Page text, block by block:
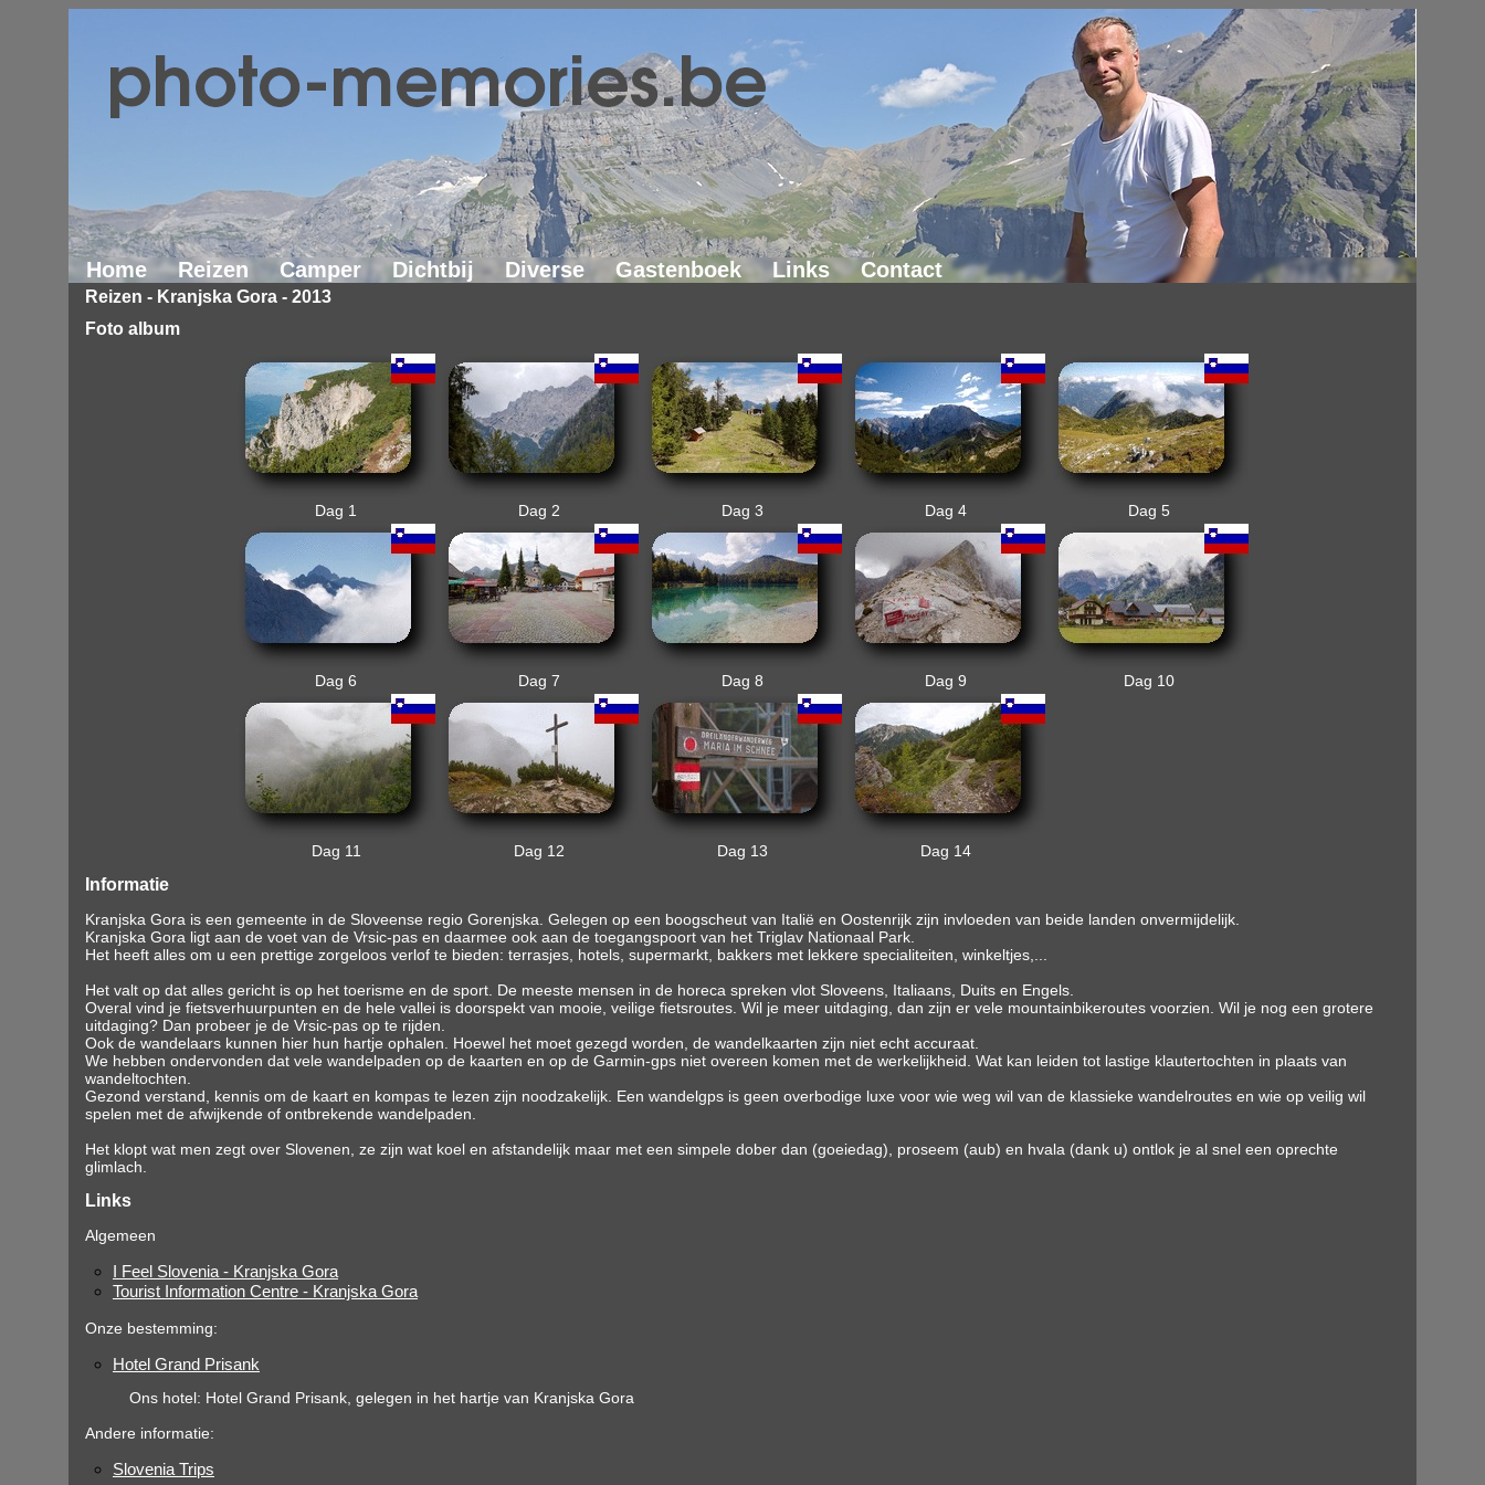
Home Reizen Camper Dichtbij Diverse Gastenboek Links Contact
Reizen - Kranjska Gora - 2013
Foto album
Dag 1 Dag 2 Dag 3 Dag 4 Dag 5
Dag 6 Dag 7 Dag 8 Dag 9 Dag 10
Dag 11 Dag 12 Dag 13 Dag 14
Informatie
Kranjska Gora is een gemeente in de Sloveense regio Gorenjska. Gelegen op een boogscheut van Italië en Oostenrijk zijn invloeden van beide landen onvermijdelijk.
Kranjska Gora ligt aan de voet van de Vrsic-pas en daarmee ook aan de toegangspoort van het Triglav Nationaal Park.
Het heeft alles om u een prettige zorgeloos verlof te bieden: terrasjes, hotels, supermarkt, bakkers met lekkere specialiteiten, winkeltjes,...
Het valt op dat alles gericht is op het toerisme en de sport. De meeste mensen in de horeca spreken vlot Sloveens, Italiaans, Duits en Engels.
Overal vind je fietsverhuurpunten en de hele vallei is doorspekt van mooie, veilige fietsroutes. Wil je meer uitdaging, dan zijn er vele mountainbikeroutes voorzien. Wil je nog een grotere
uitdaging? Dan probeer je de Vrsic-pas op te rijden.
Ook de wandelaars kunnen hier hun hartje ophalen. Hoewel het moet gezegd worden, de wandelkaarten zijn niet echt accuraat.
We hebben ondervonden dat vele wandelpaden op de kaarten en op de Garmin-gps niet overeen komen met de werkelijkheid. Wat kan leiden tot lastige klautertochten in plaats van
wandeltochten.
Gezond verstand, kennis om de kaart en kompas te lezen zijn noodzakelijk. Een wandelgps is geen overbodige luxe voor wie weg wil van de klassieke wandelroutes en wie op veilig wil
spelen met de afwijkende of ontbrekende wandelpaden.
Het klopt wat men zegt over Slovenen, ze zijn wat koel en afstandelijk maar met een simpele dober dan (goeiedag), proseem (aub) en hvala (dank u) ontlok je al snel een oprechte
glimlach.
Links
Algemeen
I Feel Slovenia - Kranjska Gora
Tourist Information Centre - Kranjska Gora
Onze bestemming:
Hotel Grand Prisank
Ons hotel: Hotel Grand Prisank, gelegen in het hartje van Kranjska Gora
Andere informatie:
Slovenia Trips